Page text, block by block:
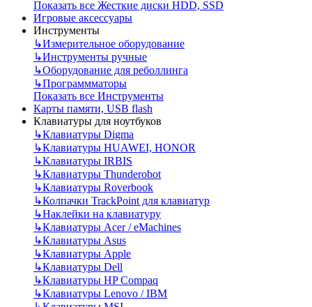
Показать все Жесткие диски HDD, SSD
Игровые аксессуары
Инструменты
↳Измерительное оборудование
↳Инструменты ручные
↳Оборудование для реболлинга
↳Программматоры
Показать все Инструменты
Карты памяти, USB flash
Клавиатуры для ноутбуков
↳Клавиатуры Digma
↳Клавиатуры HUAWEI, HONOR
↳Клавиатуры IRBIS
↳Клавиатуры Thunderobot
↳Клавиатуры Roverbook
↳Колпачки TrackPoint для клавиатур
↳Наклейки на клавиатуру
↳Клавиатуры Acer / eMachines
↳Клавиатуры Asus
↳Клавиатуры Apple
↳Клавиатуры Dell
↳Клавиатуры HP Compaq
↳Клавиатуры Lenovo / IBM